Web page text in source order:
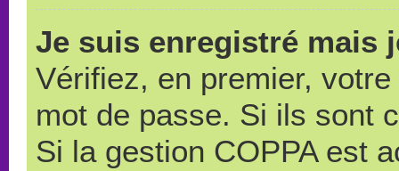
Je suis enregistré mais
Vérifiez, en premier,
mot de passe. Si ils sont
Si la gestion COPPA est